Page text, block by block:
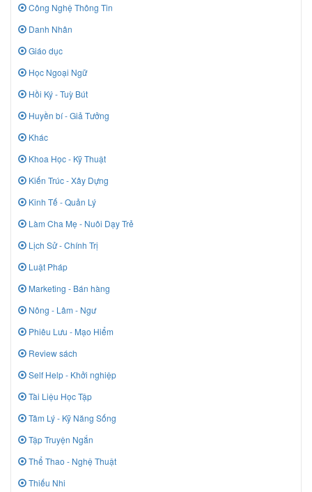
Công Nghệ Thông Tin
Danh Nhân
Giáo dục
Học Ngoại Ngữ
Hồi Ký - Tuỳ Bút
Huyền bí - Giả Tưởng
Khác
Khoa Học - Kỹ Thuật
Kiến Trúc - Xây Dựng
Kinh Tế - Quản Lý
Làm Cha Mẹ - Nuôi Dạy Trẻ
Lịch Sử - Chính Trị
Luật Pháp
Marketing - Bán hàng
Nông - Lâm - Ngư
Phiêu Lưu - Mạo Hiểm
Review sách
Self Help - Khởi nghiệp
Tài Liệu Học Tập
Tâm Lý - Kỹ Năng Sống
Tập Truyện Ngắn
Thể Thao - Nghệ Thuật
Thiếu Nhi